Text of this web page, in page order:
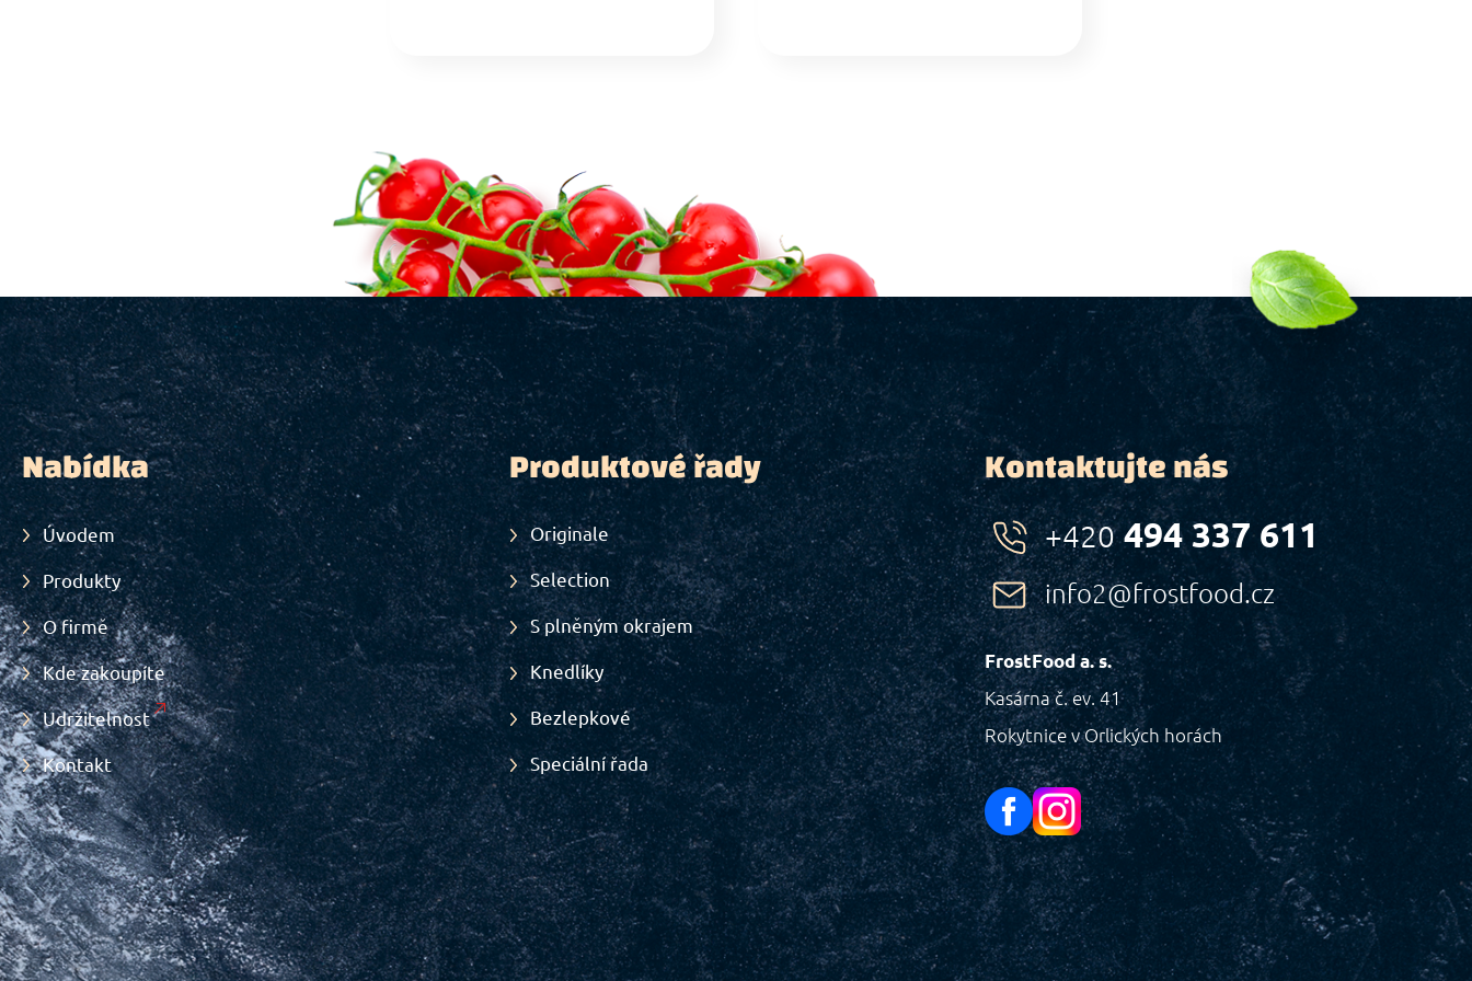
Nabídka
Úvodem
Produkty
O firmě
Kde zakoupíte
Udržitelnost
Kontakt
Produktové řady
Originale
Selection
S plněným okrajem
Knedlíky
Bezlepkové
Speciální řada
Kontaktujte nás
+420494 337 611
info2@frostfood.cz
FrostFood a. s.
Kasárna č. ev. 41
Rokytnice v Orlických horách